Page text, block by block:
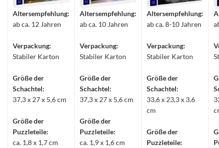
Altersempfehlung:
ab ca. 12 Jahren
Verpackung:
Stabiler Karton
Größe der
Schachtel:
37,3 x 27 x 5,6 cm
Größe der
Puzzleteile:
ca. 1,8 x 1,7 cm
Altersempfehlung:
ab ca. 10 Jahren
Verpackung:
Stabiler Karton
Größe der
Schachtel:
37,3 x 27 x 5,6 cm
Größe der
Puzzleteile:
ca. 1,9 x 1,6 cm
Altersempfehlung:
ab ca. 8-10 Jahren
Verpackung:
Stabiler Karton
Größe der
Schachtel:
33,6 x 23,3 x 3,6
cm
Größe der
Puzzleteile: